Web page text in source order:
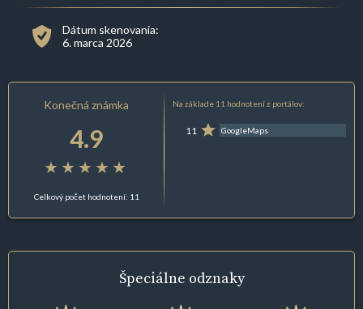
Dátum skenovania:
6. marca 2026
Konečná známka
4.9
Celkový počet hodnotení: 11
Na základe 11 hodnotení z portálov:
11 GoogleMaps
Špeciálne odznaky